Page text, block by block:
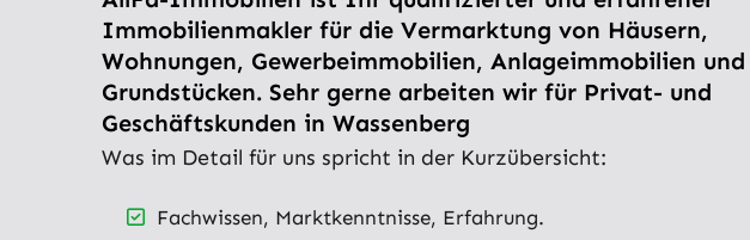
Immobilienmakler für die Vermarktung von Häusern,
Wohnungen, Gewerbeimmobilien, Anlageimmobilien und
Grundstücken. Sehr gerne arbeiten wir für Privat- und
Geschäftskunden in Wassenberg
Was im Detail für uns spricht in der Kurzübersicht:
Fachwissen, Marktkenntnisse, Erfahrung.